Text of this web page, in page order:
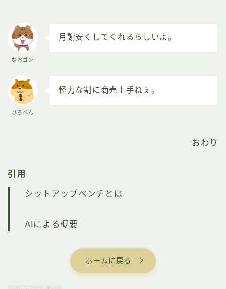
なおゴン
月謝安くしてくれるらしいよ。
ひろぺん
怪力な割に商売上手ねぇ。
おわり
引用
シットアップベンチとは
AIによる概要
ホームに戻る